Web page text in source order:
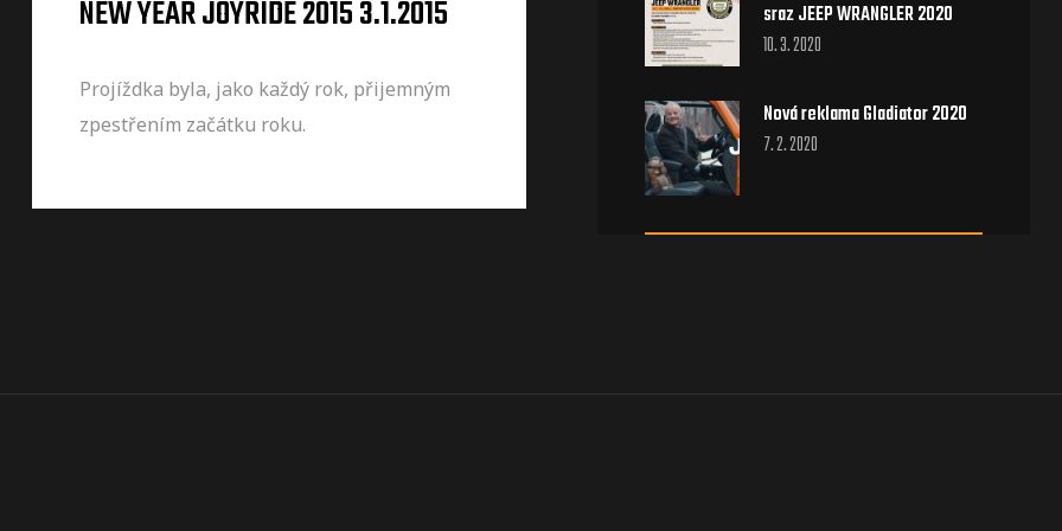
NEW YEAR JOYRIDE 2015 3.1.2015
Projíždka byla, jako každý rok, přijemným
zpestřením začátku roku.
sraz JEEP WRANGLER 2020
10. 3. 2020
Nová reklama Gladiator 2020
7. 2. 2020